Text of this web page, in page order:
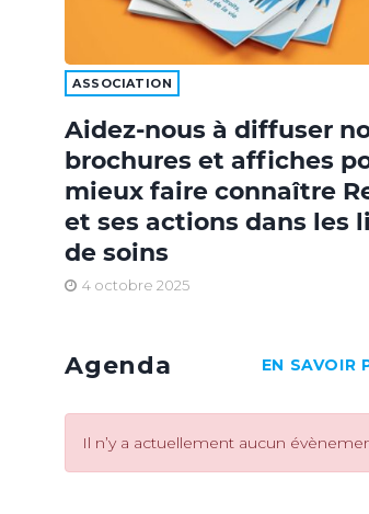
ASSOCIATION
Aidez-nous à diffuser
brochures et affiches
mieux faire connaître
et ses actions dans les
de soins
4 octobre 2025
Agenda EN SAVOIR
Il n’y a actuellement aucun